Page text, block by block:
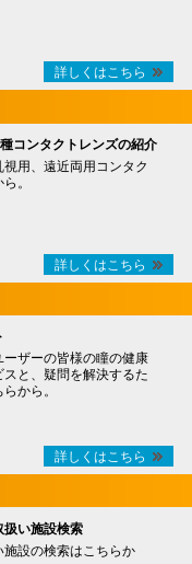
詳しくはこちら
コンタクトレンズの紹介
用、遠近両用コンタク
。
詳しくはこちら
ーザーの皆様の瞳の健康
と、疑問を解決するた
から。
詳しくはこちら
扱い施設検索
設の検索はこちらか